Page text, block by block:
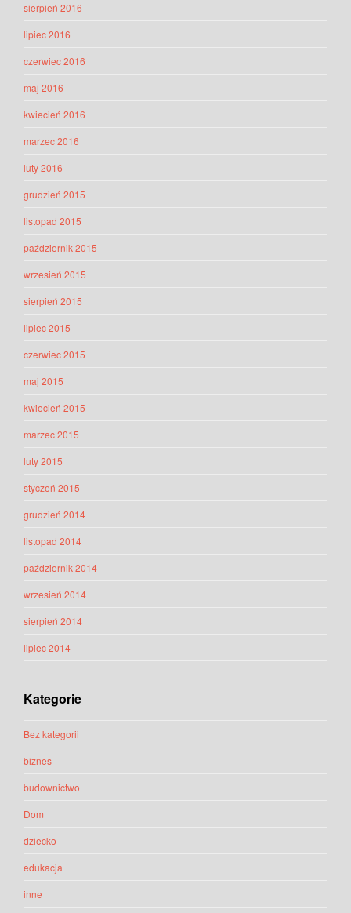
sierpień 2016
lipiec 2016
czerwiec 2016
maj 2016
kwiecień 2016
marzec 2016
luty 2016
grudzień 2015
listopad 2015
październik 2015
wrzesień 2015
sierpień 2015
lipiec 2015
czerwiec 2015
maj 2015
kwiecień 2015
marzec 2015
luty 2015
styczeń 2015
grudzień 2014
listopad 2014
październik 2014
wrzesień 2014
sierpień 2014
lipiec 2014
Kategorie
Bez kategorii
biznes
budownictwo
Dom
dziecko
edukacja
inne